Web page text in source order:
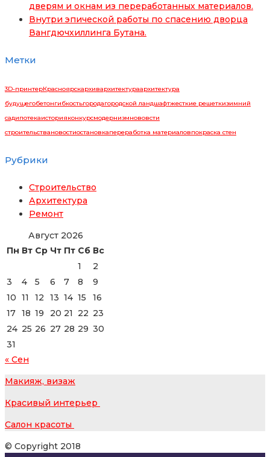
дверям и окнам из переработанных материалов.
Внутри эпической работы по спасению дворца
Вангдючхиллинга Бутана.
Метки
3D-принтерКрасноярскархивархитектураархитектура
будущегобетонгибкостьгородагородской ландшафтжесткие решеткизимний
садипотекаисторияконкурсмодернизмнововсти
строительствановостиостановкапереработка материаловпокраска стен
Рубрики
Строительство
Архитектура
Ремонт
Август 2026
Пн Вт Ср Чт Пт Сб Вс
1
2
3
4 5 6 7 8
9
10 11 12 13 14 15
16
17 18 19 20 21 22 23
24 25 26 27 28 29 30
31
« Сен
Макияж, визаж
Красивый интерьер
Салон красоты
© Copyright 2018